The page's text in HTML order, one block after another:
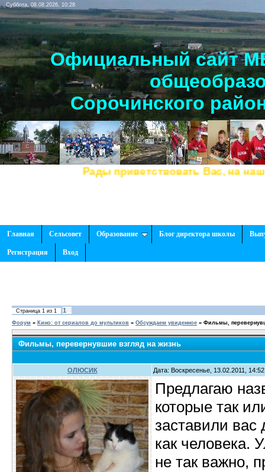
Суббота, 08.08.2026, 10:28
Официальный сайт
Сорочинского
Рады приветствовать Вас, на нашем
Главная Сельсовет Образование Блог директора школы
Регистрация Вход
Страница 1 из 1 1
Форум » Кино: от сериалов до мультиков » Обсуждаем увиденное » Фильмы,
Фильмы, перевернувшие взгляд на жизнь
ОЛЮСИК Дата: Воскресенье, 13.02.2011,
Предлагаю
которые так
заставили
как человека.
не так важно,